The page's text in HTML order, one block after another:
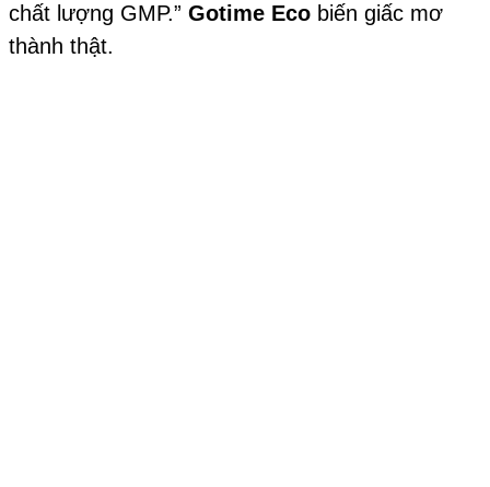
chất lượng GMP.” Gotime Eco biến giấc mơ
thành thật.